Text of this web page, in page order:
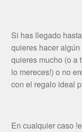
Si has llegado
quieres hacer
quieres mucho (o a
lo mereces!) o no
con el regalo ideal
En cualquier caso